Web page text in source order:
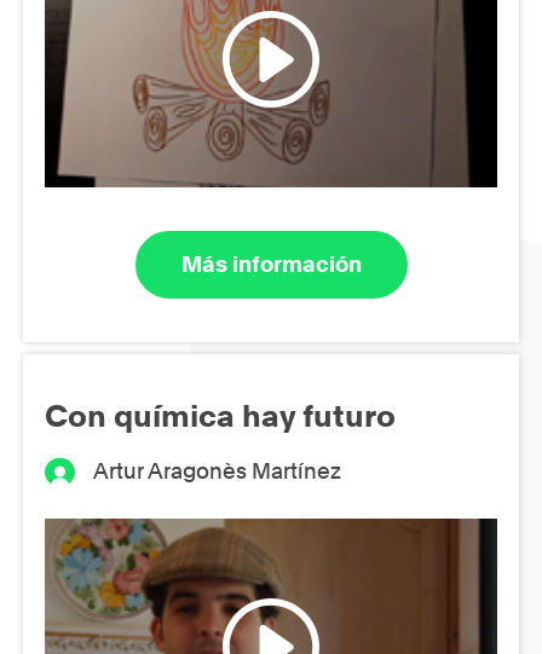
Más información
Con química hay futuro
Artur Aragonès Martínez